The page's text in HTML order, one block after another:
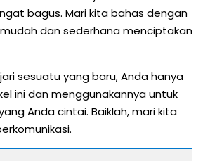
bagus. Mari kita bahas dengan
dan sederhana menciptakan
sesuatu yang baru, Anda hanya
ini dan menggunakannya untuk
Anda cintai. Baiklah, mari kita